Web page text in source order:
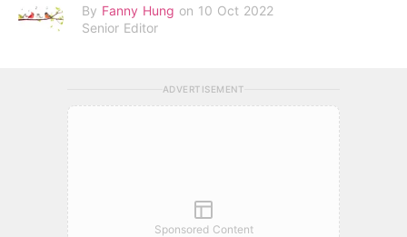
By Fanny Hung on 10 Oct 2022
Senior Editor
ADVERTISEMENT
Sponsored Content